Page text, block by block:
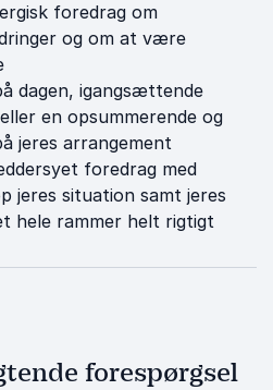
foredrag om
og om at være
dagen, igangsættende
en opsummerende og
jeres arrangement
foredrag med
jeres situation samt jeres
hele rammer helt rigtigt
forespørgsel